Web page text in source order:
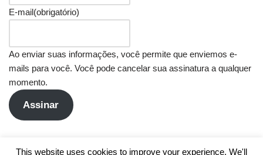
E-mail(obrigatório)
Ao enviar suas informações, você permite que enviemos e-
mails para você. Você pode cancelar sua assinatura a qualquer
momento.
Assinar
This website uses cookies to improve your experience. We'll